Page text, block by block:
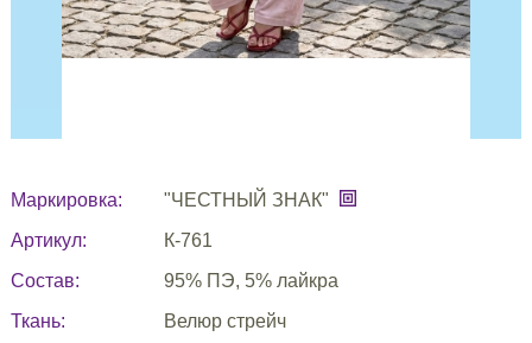
Маркировка:
"ЧЕСТНЫЙ ЗНАК"
Артикул:
К-761
Состав:
95% ПЭ, 5% лайкра
Ткань:
Велюр стрейч